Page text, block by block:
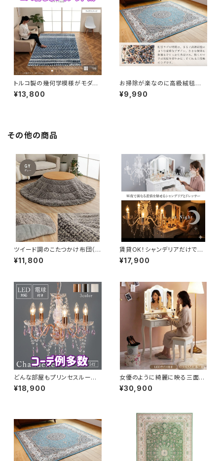
トルコ製の幾何学模様がモダン
な高級ウィルトン織ラグ
¥13,800
お掃除が楽なのに高級絨毯のよ
うな中世ヨーロッパデザインの
ラグ（ターコイズブルー）
¥9,990
その他の商品
ツイード調のこたつかけ布団（グ
レー）
¥11,800
賃貸OK！シャンデリアだけでプ
リンセスルーム！（取付簡単！原
状回復OK！白熱電球付きです
¥17,900
どんな部屋もプリンセスルーム
になるピンクシャンデリア（白熱
電球付きですが、LED電球に変
¥18,900
女優のように綺麗に映る三面鏡
のロココ調プリンセスドレッサー
デスクとカブリオールスツール
¥30,900